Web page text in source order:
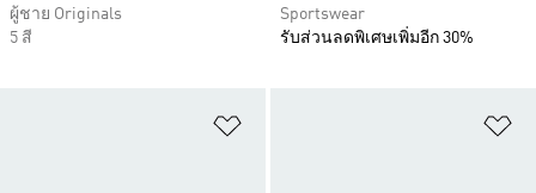
ผู้ชาย Originals
5 สี
Sportswear
รับส่วนลดพิเศษเพิ่มอีก 30%